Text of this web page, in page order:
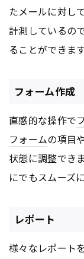
たメールに対し
計測しているの
ることができます
フォーム作成
直感的な操作で
フォームの項目
状態に調整でき
にでもスムーズ
レポート
様々なレポート